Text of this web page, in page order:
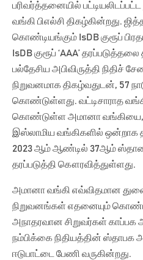
பரிவர்த்தனையில்
வங்கி பிஎல்சி திகழ்கின்றது.
கொண்டியங்கும் IsDB குரூப்
IsDB குரூப் ‘AAA’
பல்தேசிய அபிவிருத்தி நிதிச்
நிறுவனமாக திகழ்வதுடன், 57
கொண்டுள்ளது. வட்டிசாராத
கொண்டுள்ள அமானா வங்கியை,
இஸ்லாமிய வங்கிகளில் ஒன்றாக
2023 ஆம் ஆண்டில் 37ஆம்
தரப்படுத்தி கௌரவித்துள்ளது.
அமானா வங்கி எவ்விதமான
நிறுவனங்கள் எதனையும்
அநாதரவான சிறுவர்கள் காப்பக
நம்பிக்கை நிதியத்தின்
ஈடுபாட்டை பேணி வருகின்றது.